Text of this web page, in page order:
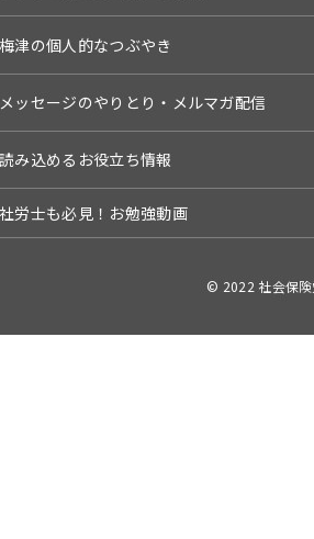
梅津の個人的なつぶやき
メッセージのやりとり・メルマガ配信
読み込めるお役立ち情報
社労士も必見！お勉強動画
© 2022 社会保